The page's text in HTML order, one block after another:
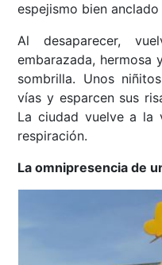
espejismo bien
Al desaparecer,
embarazada, hermosa
sombrilla. Unos
vías y esparcen sus
La ciudad vuelve a la
respiración.
La omnipresencia de